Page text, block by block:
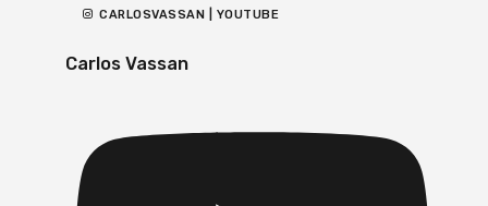
CARLOSVASSAN | YOUTUBE
Carlos Vassan